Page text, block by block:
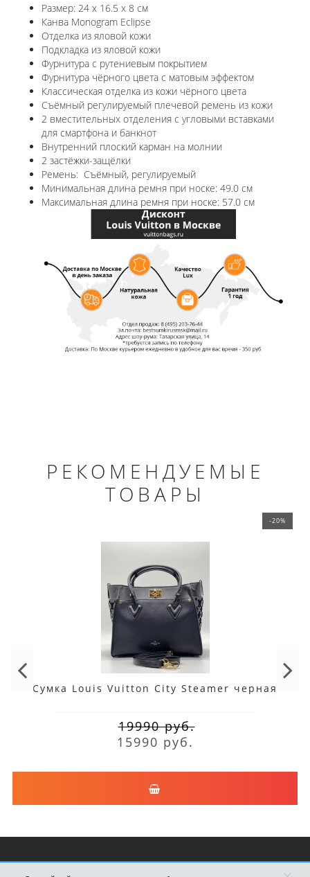
Размер: 24 x 16.5 x 8 см
Канва Monogram Eclipse
Отделка из яловой кожи
Подкладка из яловой кожи
Фурнитура с рутениевым покрытием
Фурнитура чёрного цвета с матовым эффектом
Классическая отделка из кожи чёрного цвета
Съёмный регулируемый плечевой ремень из кожи
2 вместительных отделения с угловыми вставками
для смартфона и банкнот
Внутренний плоский карман на молнии
2 застёжки-защёлки
Ремень: Съёмный, регулируемый
Минимальная длина ремня при носке: 49.0 см
Максимальная длина ремня при носке: 57.0 см
РЕКОМЕНДУЕМЫЕ
ТОВАРЫ
-20%
Сумка Louis Vuitton City Steamer черная
19990 руб.
15990 руб.